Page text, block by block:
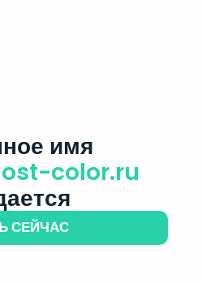
имя
color.ru
СЕЙЧАС